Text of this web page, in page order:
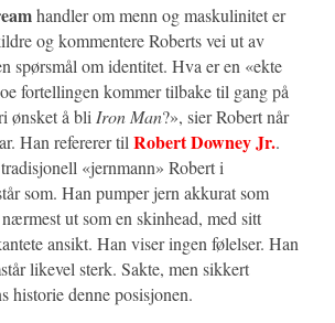
handler om menn og maskulinitet er
og kommentere Roberts vei ut av
spørsmål om identitet. Hva er en «ekte
fortellingen kommer tilbake til gang på
ønsket å bli Iron Man?», sier Robert når
Han refererer til Robert Downey Jr..
«jernmann» Robert i
som. Han pumper jern akkurat som
ut som en skinhead, med sitt
ansikt. Han viser ingen følelser. Han
likevel sterk. Sakte, men sikkert
historie denne posisjonen.